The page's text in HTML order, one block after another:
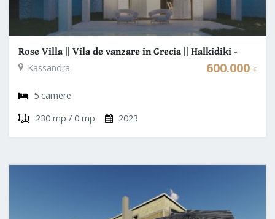
Rose Villa || Vila de vanzare in Grecia || Halkidiki -
Palini
Kassandra 600.000 €
5 camere
230 mp / 0 mp
2023